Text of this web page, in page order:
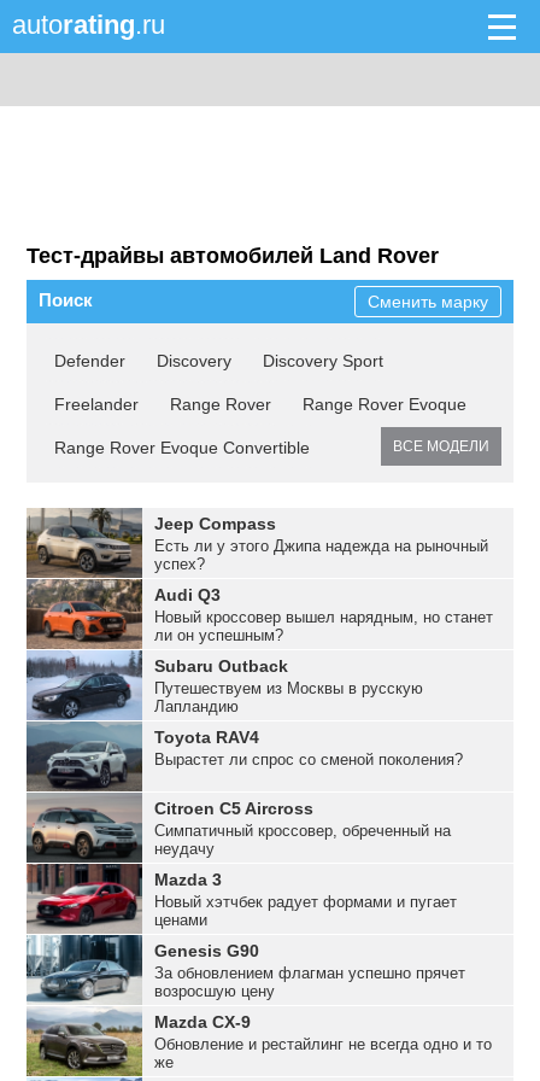
autorating.ru
Тест-драйвы автомобилей Land Rover
Поиск Сменить марку
Defender Discovery Discovery Sport
Freelander Range Rover Range Rover Evoque
Range Rover Evoque Convertible ВСЕ МОДЕЛИ
Jeep Compass
Есть ли у этого Джипа надежда на рыночный
успех?
Audi Q3
Новый кроссовер вышел нарядным, но станет
ли он успешным?
Subaru Outback
Путешествуем из Москвы в русскую
Лапландию
Toyota RAV4
Вырастет ли спрос со сменой поколения?
Citroen C5 Aircross
Симпатичный кроссовер, обреченный на
неудачу
Mazda 3
Новый хэтчбек радует формами и пугает
ценами
Genesis G90
За обновлением флагман успешно прячет
возросшую цену
Mazda CX-9
Обновление и рестайлинг не всегда одно и то
же